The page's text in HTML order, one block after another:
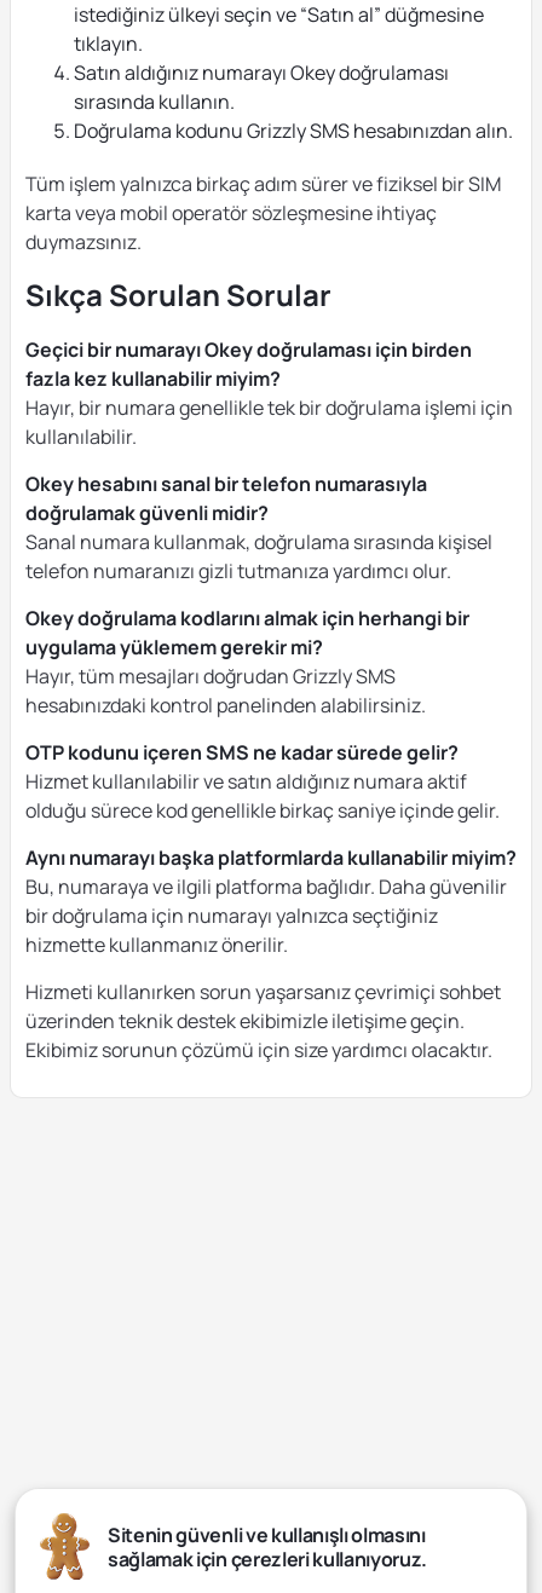
istediğiniz ülkeyi seçin ve “Satın al” düğmesine
tıklayın.
Satın aldığınız numarayı Okey doğrulaması
sırasında kullanın.
Doğrulama kodunu Grizzly SMS hesabınızdan alın.
Tüm işlem yalnızca birkaç adım sürer ve fiziksel bir SIM
karta veya mobil operatör sözleşmesine ihtiyaç
duymazsınız.
Sıkça Sorulan Sorular
Geçici bir numarayı Okey doğrulaması için birden
fazla kez kullanabilir miyim?
Hayır, bir numara genellikle tek bir doğrulama işlemi için
kullanılabilir.
Okey hesabını sanal bir telefon numarasıyla
doğrulamak güvenli midir?
Sanal numara kullanmak, doğrulama sırasında kişisel
telefon numaranızı gizli tutmanıza yardımcı olur.
Okey doğrulama kodlarını almak için herhangi bir
uygulama yüklemem gerekir mi?
Hayır, tüm mesajları doğrudan Grizzly SMS
hesabınızdaki kontrol panelinden alabilirsiniz.
OTP kodunu içeren SMS ne kadar sürede gelir?
Hizmet kullanılabilir ve satın aldığınız numara aktif
olduğu sürece kod genellikle birkaç saniye içinde gelir.
Aynı numarayı başka platformlarda kullanabilir miyim?
Bu, numaraya ve ilgili platforma bağlıdır. Daha güvenilir
bir doğrulama için numarayı yalnızca seçtiğiniz
hizmette kullanmanız önerilir.
Hizmeti kullanırken sorun yaşarsanız çevrimiçi sohbet
üzerinden teknik destek ekibimizle iletişime geçin.
Ekibimiz sorunun çözümü için size yardımcı olacaktır.
Sitenin güvenli ve kullanışlı olmasını
sağlamak için çerezleri kullanıyoruz.